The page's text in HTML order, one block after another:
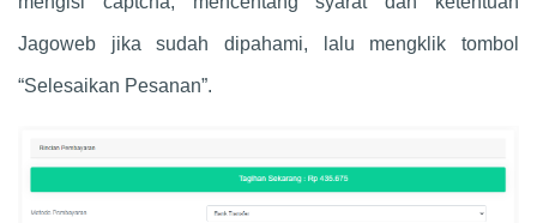
Jagoweb jika sudah dipahami, lalu mengklik tombol
“Selesaikan Pesanan”.